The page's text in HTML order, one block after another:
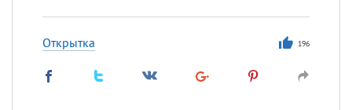
Открытка 196